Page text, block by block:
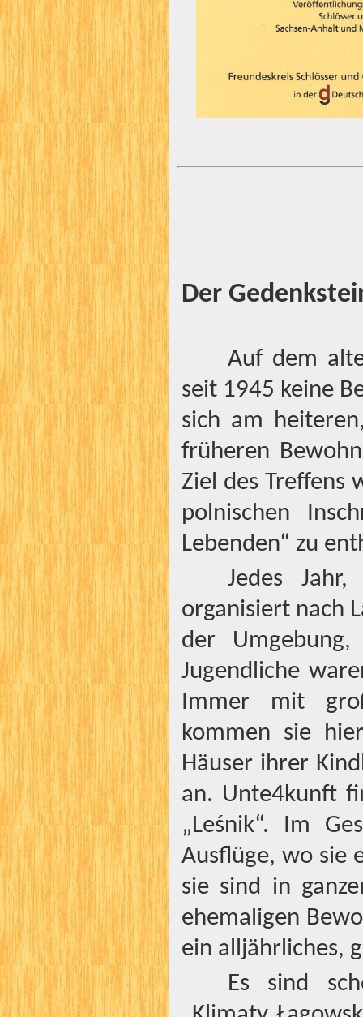
Der
Auf dem
seit 1945 keine
sich am
früheren
Ziel des Treffens
polnischen
Lebenden“ zu
Jedes
organisiert nach
der
Jugendliche
Immer mit
kommen sie
Häuser ihrer
an. Unte4kunft
„Leśnik“. Im
Ausflüge, wo sie
sie sind in
ehemaligen
ein alljährliches,
Es sind